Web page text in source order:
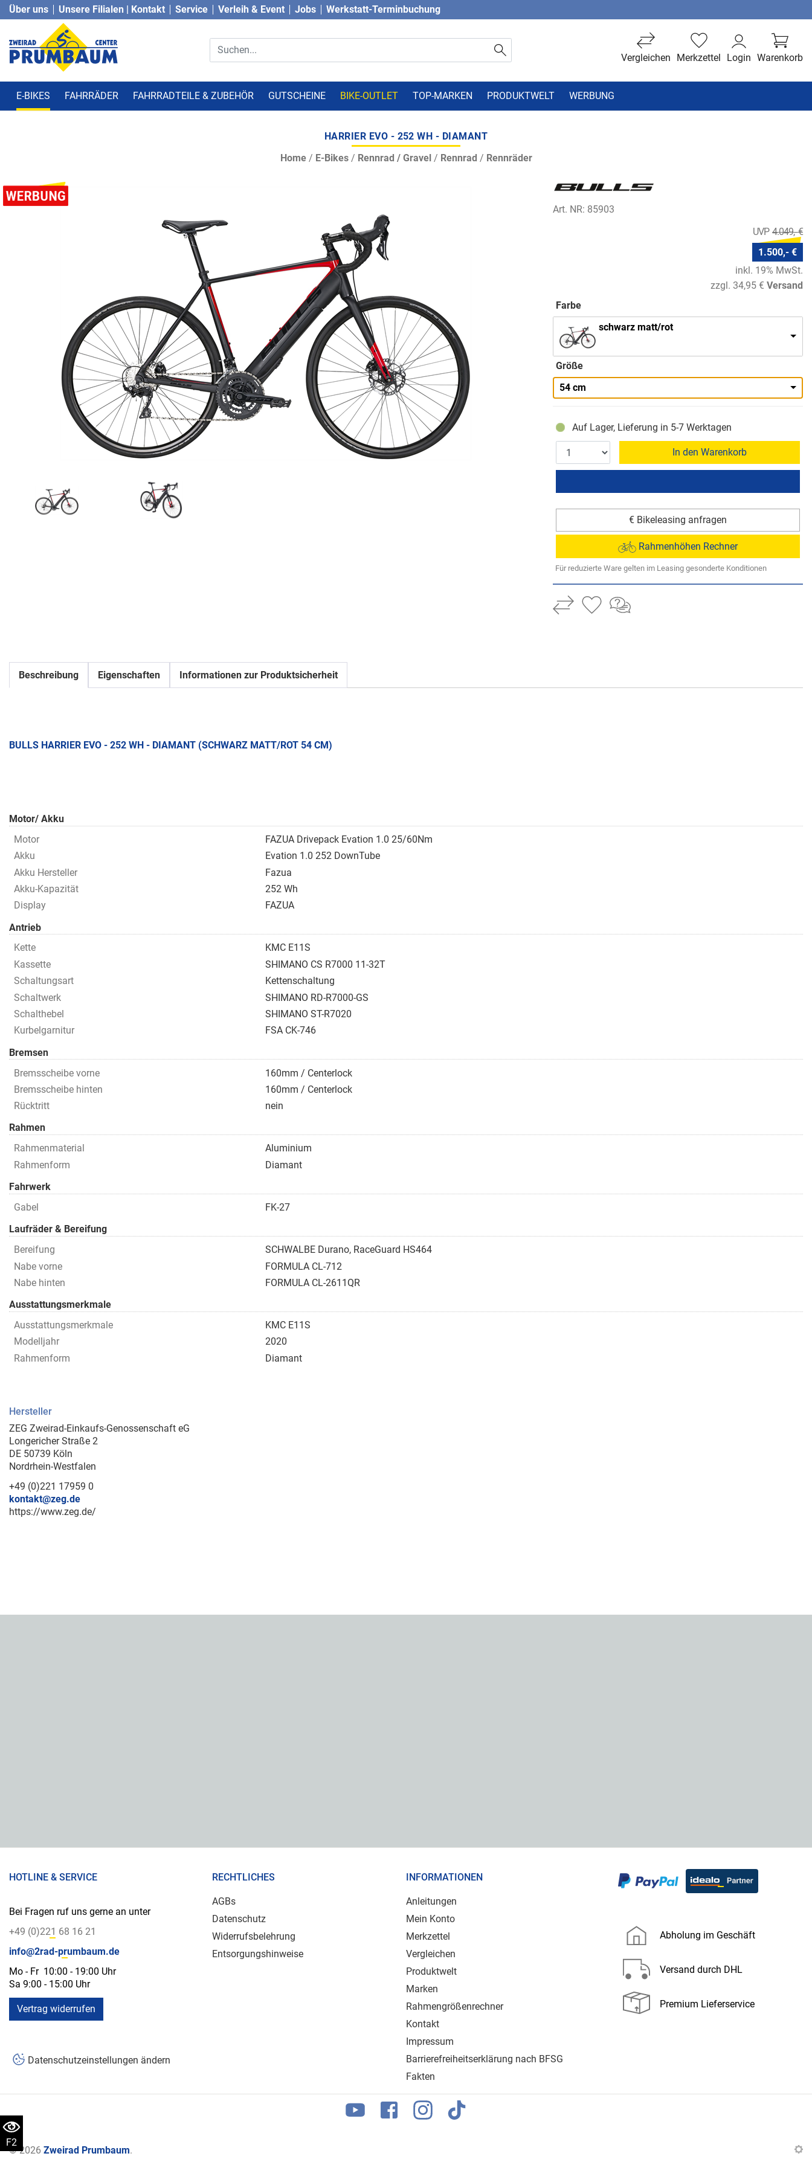
F2
Über uns Unsere Filialen | Kontakt Service Verleih & Event Jobs Werkstatt-Terminbuchung
Warenkorb
Login
Merkzettel
Vergleichen
E-BIKES FAHRRÄDER FAHRRADTEILE & ZUBEHÖR GUTSCHEINE BIKE-OUTLET TOP-MARKEN PRODUKTWELT WERBUNG
HARRIER EVO - 252 WH - DIAMANT
Home/ E-Bikes/ Rennrad / Gravel/ Rennrad / Rennräder
Art. NR: 85903
4.049,- €
1.500,- €
inkl. 19% MwSt.
zzgl. 34,95 € Versand
Farbe
schwarz matt/rot
Größe
54 cm
Auf Lager, Lieferung in 5-7 Werktagen
In den Warenkorb
€ Bikeleasing anfragen
Rahmenhöhen Rechner
Für reduzierte Ware gelten im Leasing gesonderte Konditionen
Beschreibung Eigenschaften Informationen zur Produktsicherheit
BULLS HARRIER EVO - 252 WH - DIAMANT (SCHWARZ MATT/ROT 54 CM)
Motor/ Akku
Motor
FAZUA Drivepack Evation 1.0 25/60Nm
Akku
Evation 1.0 252 DownTube
Akku Hersteller
Fazua
Akku-Kapazität
252 Wh
Display
FAZUA
Antrieb
Kette
KMC E11S
Kassette
SHIMANO CS R7000 11-32T
Schaltungsart
Kettenschaltung
Schaltwerk
SHIMANO RD-R7000-GS
Schalthebel
SHIMANO ST-R7020
Kurbelgarnitur
FSA CK-746
Bremsen
Bremsscheibe vorne
160mm / Centerlock
Bremsscheibe hinten
160mm / Centerlock
Rücktritt
nein
Rahmen
Rahmenmaterial
Aluminium
Rahmenform
Diamant
Fahrwerk
Gabel
FK-27
Laufräder & Bereifung
Bereifung
SCHWALBE Durano, RaceGuard HS464
Nabe vorne
FORMULA CL-712
Nabe hinten
FORMULA CL-2611QR
Ausstattungsmerkmale
Ausstattungsmerkmale
KMC E11S
Modelljahr
2020
Rahmenform
Diamant
Hersteller
ZEG Zweirad-Einkaufs-Genossenschaft eG
Longericher Straße 2
DE 50739 Köln
Nordrhein-Westfalen
+49 (0)221 17959 0
kontakt@zeg.de
https://www.zeg.de/
HOTLINE & SERVICE
Bei Fragen ruf uns gerne an unter
+49 (0)221 68 16 21
info@2rad-prumbaum.de
Mo - Fr 10:00 - 19:00 Uhr
Sa 9:00 - 15:00 Uhr
Vertrag widerrufen
Datenschutzeinstellungen ändern
RECHTLICHES
AGBs
Datenschutz
Widerrufsbelehrung
Entsorgungshinweise
INFORMATIONEN
Anleitungen
Mein Konto
Merkzettel
Vergleichen
Produktwelt
Marken
Rahmengrößenrechner
Kontakt
Impressum
Barrierefreiheitserklärung nach BFSG
Fakten
Abholung im Geschäft
Versand durch DHL
Premium Lieferservice
© 2026 Zweirad Prumbaum.